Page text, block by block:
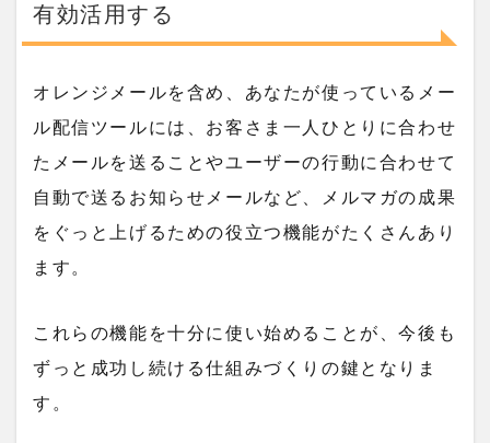
有効活用する
オレンジメールを含め、あなたが使っているメー
ル配信ツールには、お客さま一人ひとりに合わせ
たメールを送ることやユーザーの行動に合わせて
自動で送るお知らせメールなど、メルマガの成果
をぐっと上げるための役立つ機能がたくさんあり
ます。
これらの機能を十分に使い始めることが、今後も
ずっと成功し続ける仕組みづくりの鍵となりま
す。